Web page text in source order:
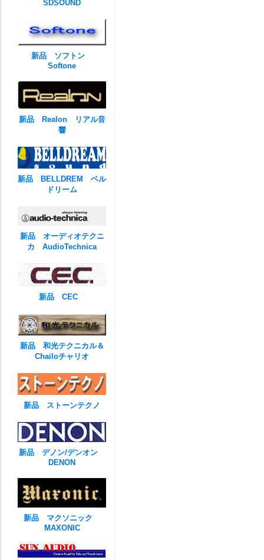
SDSOUND
新品 ソフトン
Softone
新品 Realon リアル音
響
新品 BELLDREM ベル
ドリーム
新品 オーディオテクニ
カ AudioTechnica
新品 CEC
新品 和光テクニカル＆
Chailoチャリオ
新品 ストーンテクノ
新品 デノン/デンオン
DENON
新品 マクソニック
MAXONIC